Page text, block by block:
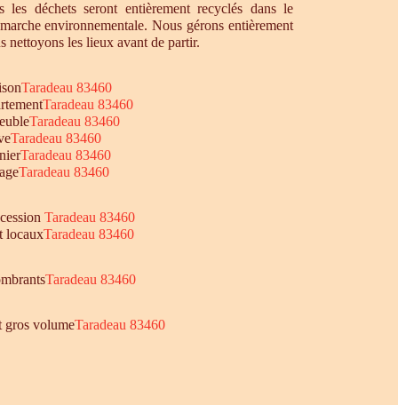
les déchets seront entièrement recyclés dans le
environnementale. Nous gérons entièrement
nettoyons les lieux avant de partir.
Taradeau 83460
Taradeau 83460
Taradeau 83460
Taradeau 83460
Taradeau 83460
Taradeau 83460
Taradeau 83460
locauxTaradeau 83460
Taradeau 83460
gros volumeTaradeau 83460